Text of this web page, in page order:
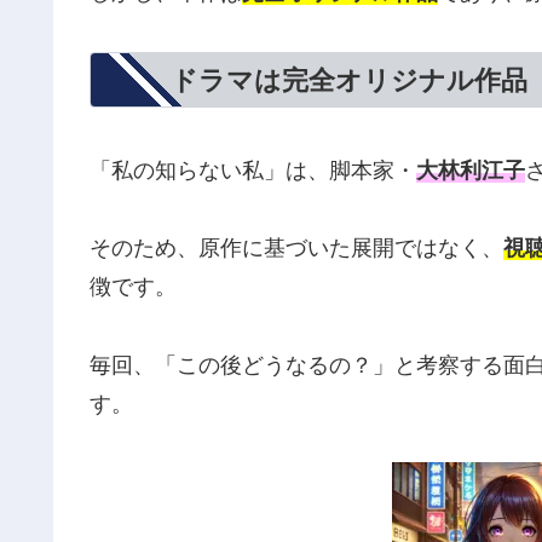
ドラマは完全オリジナル作品
「私の知らない私」は、脚本家・ 大林利江子
そのため、原作に基づいた展開ではなく、 視
徴です。
毎回、「この後どうなるの？」と考察する面
す。